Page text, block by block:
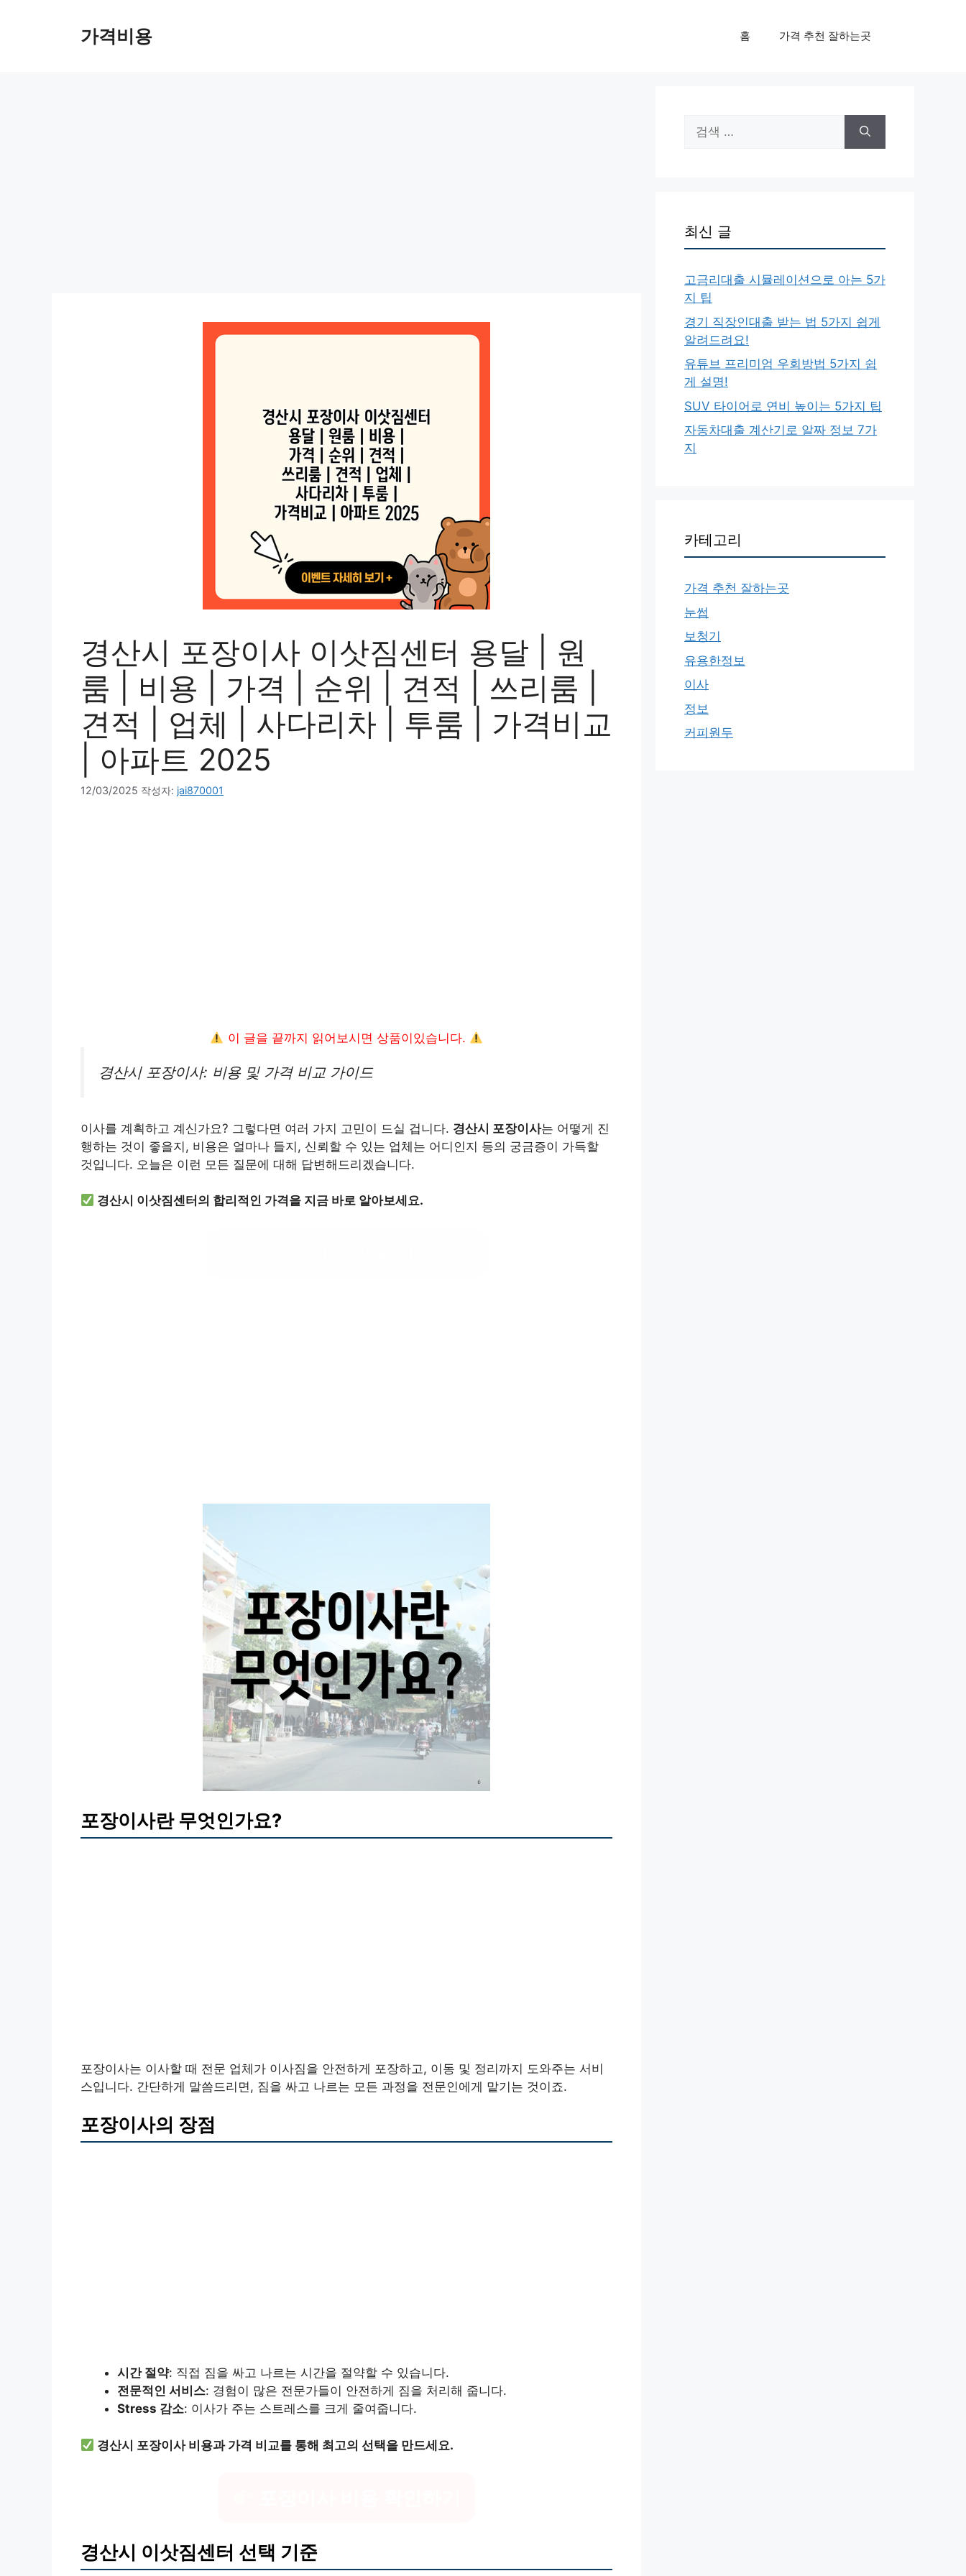
가격비용 홈 가격 추천 잘하는곳
경산시 포장이사 이삿짐센터 용달 | 원
룸 | 비용 | 가격 | 순위 | 견적 | 쓰리룸 |
견적 | 업체 | 사다리차 | 투룸 | 가격비교
| 아파트 2025
12/03/2025 작성자: jai870001
이 글을 끝까지 읽어보시면 상품이있습니다.
경산시 포장이사: 비용 및 가격 비교 가이드
이사를 계획하고 계신가요? 그렇다면 여러 가지 고민이 드실 겁니다. 경산시 포장이사는 어떻게 진
행하는 것이 좋을지, 비용은 얼마나 들지, 신뢰할 수 있는 업체는 어디인지 등의 궁금증이 가득할
것입니다. 오늘은 이런 모든 질문에 대해 답변해드리겠습니다.
경산시 이삿짐센터의 합리적인 가격을 지금 바로 알아보세요.
포장이사란 무엇인가요?
포장이사는 이사할 때 전문 업체가 이사짐을 안전하게 포장하고, 이동 및 정리까지 도와주는 서비
스입니다. 간단하게 말씀드리면, 짐을 싸고 나르는 모든 과정을 전문인에게 맡기는 것이죠.
포장이사의 장점
시간 절약: 직접 짐을 싸고 나르는 시간을 절약할 수 있습니다.
전문적인 서비스: 경험이 많은 전문가들이 안전하게 짐을 처리해 줍니다.
Stress 감소: 이사가 주는 스트레스를 크게 줄여줍니다.
경산시 포장이사 비용과 가격 비교를 통해 최고의 선택을 만드세요.
경산시 이삿짐센터 선택 기준
색:
최신 글
고금리대출 시뮬레이션으로 아는 5가
지 팁
경기 직장인대출 받는 법 5가지 쉽게
알려드려요!
유튜브 프리미엄 우회방법 5가지 쉽
게 설명!
SUV 타이어로 연비 높이는 5가지 팁
자동차대출 계산기로 알짜 정보 7가
지
카테고리
가격 추천 잘하는곳
눈썹
보청기
유용한정보
이사
정보
커피원두